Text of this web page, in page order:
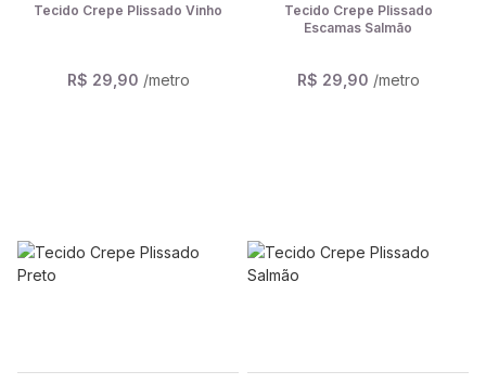
Tecido Crepe Plissado Vinho
R$ 29,90 /metro
Tecido Crepe Plissado
Escamas Salmão
R$ 29,90 /metro